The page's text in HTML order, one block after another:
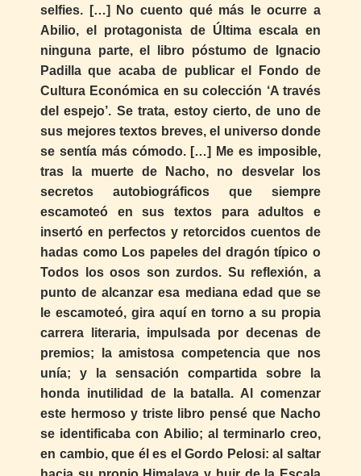
selfies. […] No cuento qué más le ocurre a
Abilio, el protagonista de Última escala en
ninguna parte, el libro póstumo de Ignacio
Padilla que acaba de publicar el Fondo de
Cultura Económica en su colección ‘A través
del espejo’. Se trata, estoy cierto, de uno de
sus mejores textos breves, el universo donde
se sentía más cómodo. […] Me es imposible,
tras la muerte de Nacho, no desvelar los
secretos autobiográficos que siempre
escamoteó en sus textos para adultos e
insertó en perfectos y retorcidos cuentos de
hadas como Los papeles del dragón típico o
Todos los osos son zurdos. Su reflexión, a
punto de alcanzar esa mediana edad que se
le escamoteó, gira aquí en torno a su propia
carrera literaria, impulsada por decenas de
premios; la amistosa competencia que nos
unía; y la sensación compartida sobre la
honda inutilidad de la batalla. Al comenzar
este hermoso y triste libro pensé que Nacho
se identificaba con Abilio; al terminarlo creo,
en cambio, que él es el Gordo Pelosi: al saltar